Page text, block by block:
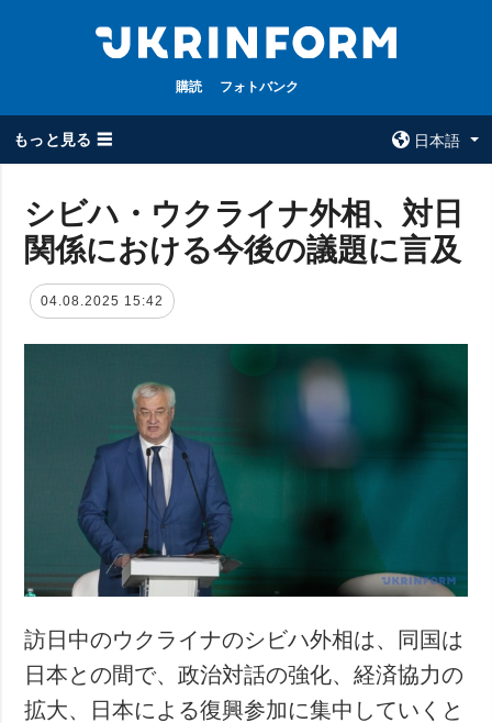
購読 フォトバンク
もっと見る ☰
日本語
全てのトピック
被占領地
政治
経済・復興
社会・文化
スポーツ
犯罪
事故・緊急事態
ウクルインフォ
ルム
コンタクト
特集
インタビュー
写真
購読
フォトバンク
シビハ・ウクライナ外相、対日
関係における今後の議題に言及
04.08.2025 15:42
訪日中のウクライナのシビハ外相は、同国は
日本との間で、政治対話の強化、経済協力の
拡大、日本による復興参加に集中していくと